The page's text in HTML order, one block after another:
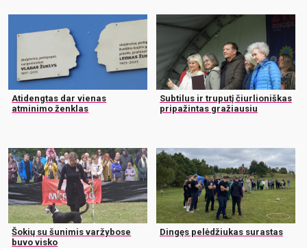
Atidengtas dar vienas
atminimo ženklas
Subtilus ir truputį čiurlioniškas
pripažintas gražiausiu
Šokių su šunimis varžybose
buvo visko
Dingęs pelėdžiukas surastas